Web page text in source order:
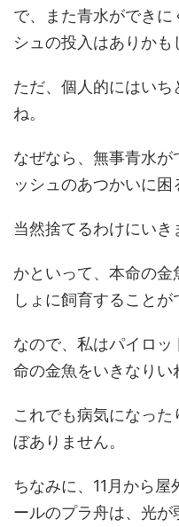
で、また青水ができに
シュの投入はありかも
ただ、個人的にはい
ね。
なぜなら、無事青水が
ッシュのあつかいに困
当然捨てるわけにいき
かといって、本命の
しょに飼育することが
なので、私はパイロ
命の金魚をいきなりい
これでも病気になっ
ぼありません。
ちなみに、11月から
ールのプラ舟は、光